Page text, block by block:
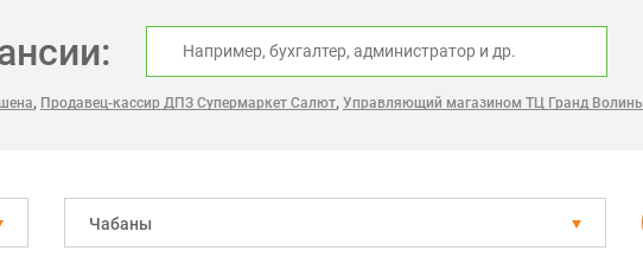
, Продавец-кассир ДПЗ Супермаркет Салют, Управляющий магазином ТЦ Гранд Волинь
Чабаны